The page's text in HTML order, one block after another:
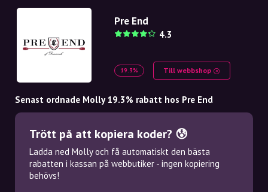
NL
Pre End
4.3
19.3% Till webbshop
Senast ordnade Molly 19.3% rabatt hos Pre End
Trött på att kopiera koder? 😰
Ladda ned Molly och få automatiskt den bästa
rabatten i kassan på webbutiker - ingen kopiering
behövs!